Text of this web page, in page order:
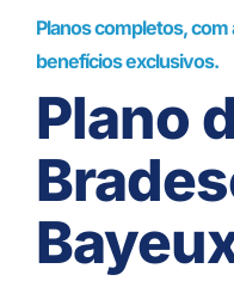
Planos completos,
benefícios exclusivos.
Plano